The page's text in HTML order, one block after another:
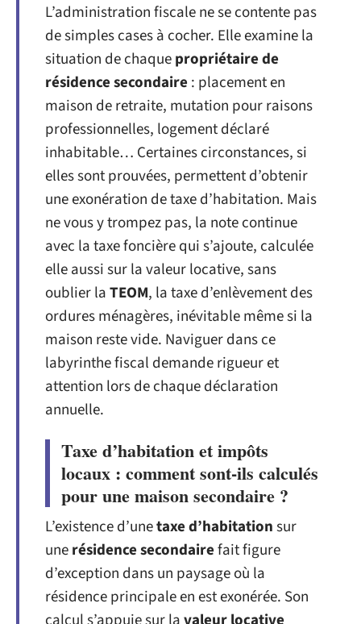
L’administration fiscale ne se contente pas
de simples cases à cocher. Elle examine la
situation de chaquepropriétaire de
résidence secondaire : placement en
maison de retraite, mutation pour raisons
professionnelles, logement déclaré
inhabitable… Certaines circonstances, si
elles sont prouvées, permettent d’obtenir
une exonération de taxe d’habitation. Mais
ne vous y trompez pas, la note continue
avec la taxe foncière qui s’ajoute, calculée
elle aussi sur la valeur locative, sans
oublier laTEOM, la taxe d’enlèvement des
ordures ménagères, inévitable même si la
maison reste vide. Naviguer dans ce
labyrinthe fiscal demande rigueur et
attention lors de chaque déclaration
annuelle.
Taxe d’habitation et impôts
locaux : comment sont-ils calculés
pour une maison secondaire ?
L’existence d’unetaxe d’habitationsur
unerésidence secondairefait figure
d’exception dans un paysage où la
résidence principale en est exonérée. Son